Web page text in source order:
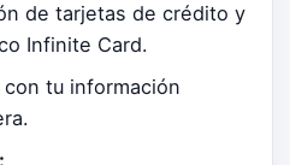
de tarjetas de crédito y
Infinite Card.
tu información